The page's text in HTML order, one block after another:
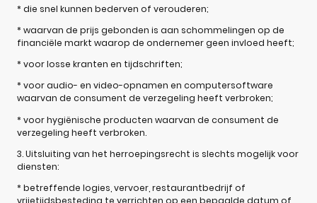
* die snel kunnen bederven of verouderen;
* waarvan de prijs gebonden is aan schommelingen op de
financiële markt waarop de ondernemer geen invloed heeft;
* voor losse kranten en tijdschriften;
* voor audio- en video-opnamen en computersoftware
waarvan de consument de verzegeling heeft verbroken;
* voor hygiënische producten waarvan de consument de
verzegeling heeft verbroken.
3. Uitsluiting van het herroepingsrecht is slechts mogelijk voor
diensten:
* betreffende logies, vervoer, restaurantbedrijf of